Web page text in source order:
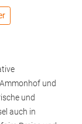
und
und
auch in